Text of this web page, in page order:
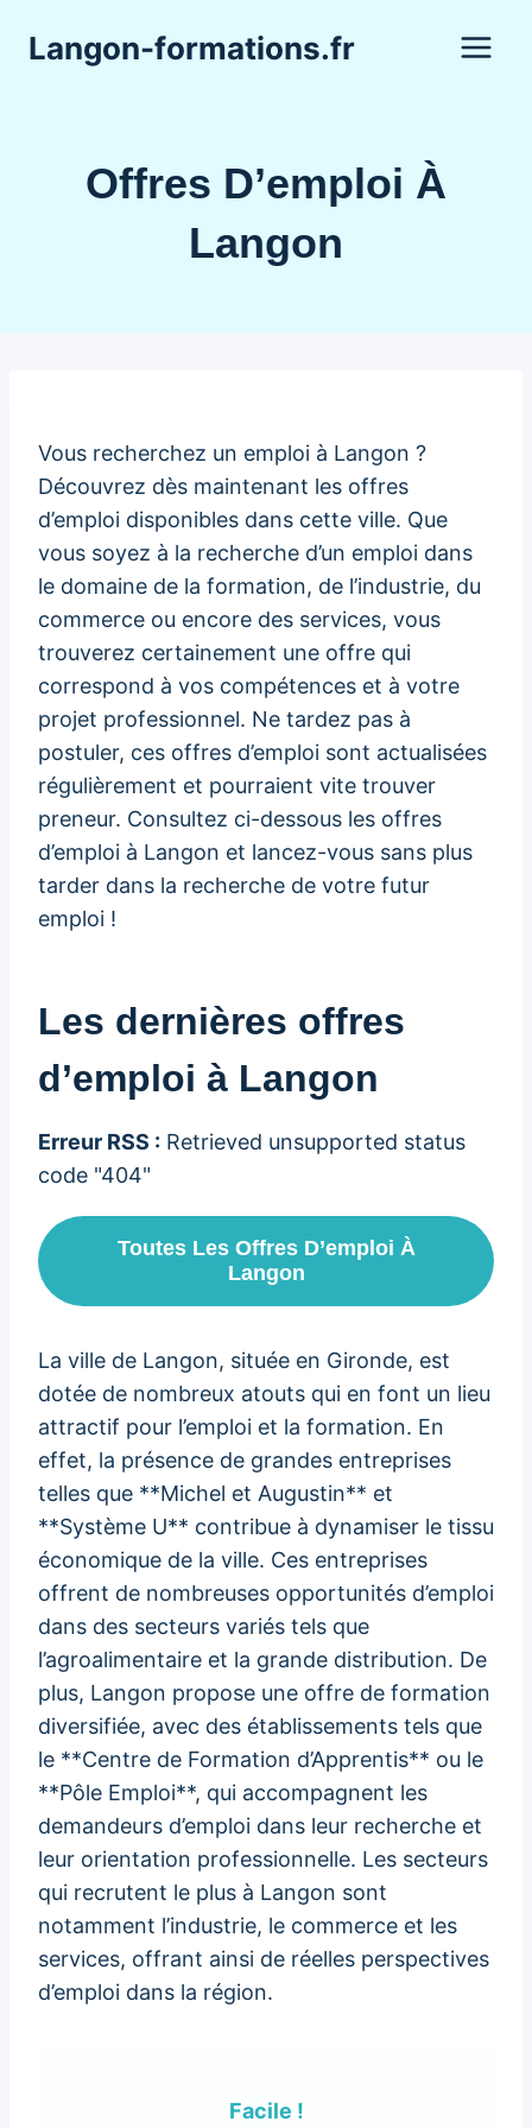
Langon-formations.fr
Offres D’emploi À
Langon
Vous recherchez un emploi à Langon ?
Découvrez dès maintenant les offres
d’emploi disponibles dans cette ville. Que
vous soyez à la recherche d’un emploi dans
le domaine de la formation, de l’industrie, du
commerce ou encore des services, vous
trouverez certainement une offre qui
correspond à vos compétences et à votre
projet professionnel. Ne tardez pas à
postuler, ces offres d’emploi sont actualisées
régulièrement et pourraient vite trouver
preneur. Consultez ci-dessous les offres
d’emploi à Langon et lancez-vous sans plus
tarder dans la recherche de votre futur
emploi !
Les dernières offres
d’emploi à Langon
Erreur RSS : Retrieved unsupported status
code "404"
Toutes Les Offres D’emploi À
Langon
La ville de Langon, située en Gironde, est
dotée de nombreux atouts qui en font un lieu
attractif pour l’emploi et la formation. En
effet, la présence de grandes entreprises
telles que **Michel et Augustin** et
**Système U** contribue à dynamiser le tissu
économique de la ville. Ces entreprises
offrent de nombreuses opportunités d’emploi
dans des secteurs variés tels que
l’agroalimentaire et la grande distribution. De
plus, Langon propose une offre de formation
diversifiée, avec des établissements tels que
le **Centre de Formation d’Apprentis** ou le
**Pôle Emploi**, qui accompagnent les
demandeurs d’emploi dans leur recherche et
leur orientation professionnelle. Les secteurs
qui recrutent le plus à Langon sont
notamment l’industrie, le commerce et les
services, offrant ainsi de réelles perspectives
d’emploi dans la région.
Facile !